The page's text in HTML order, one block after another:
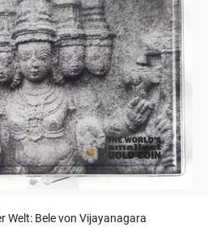
Welt: Bele von Vijayanagara